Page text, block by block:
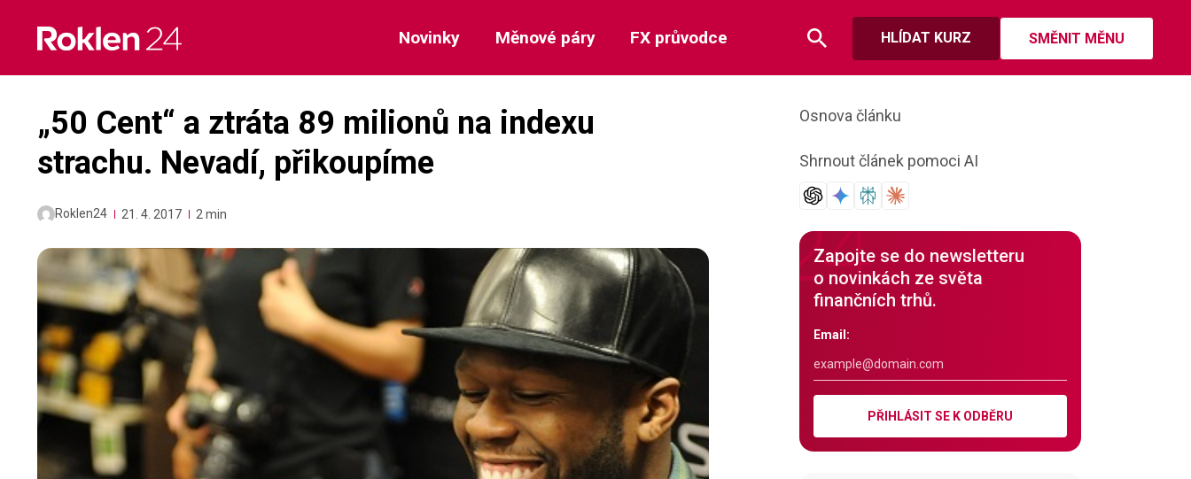
content
HLÍDAT KURZ SMĚNIT MĚNU
Novinky Měnové páry FX průvodce
„50 Cent“ a ztráta 89 milionů na indexu
strachu. Nevadí, přikoupíme
Roklen24 21. 4. 2017 2 min
Osnova článku
Shrnout článek pomoci AI
Zapojte se do newsletteru
o novinkách ze světa
finančních trhů.
Email:
PŘIHLÁSIT SE K ODBĚRU